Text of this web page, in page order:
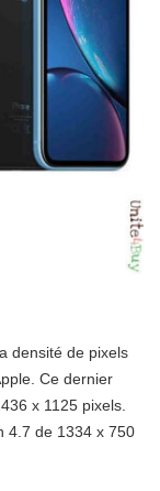
densité de pixels
Ce dernier
x 1125 pixels.
4.7 de 1334 x 750